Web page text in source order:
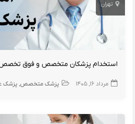
تهران
استخدام پزشکان متخصص و فوق
مرداد ۱۶, ۱۴۰۵ پزشک متخصص پزشک